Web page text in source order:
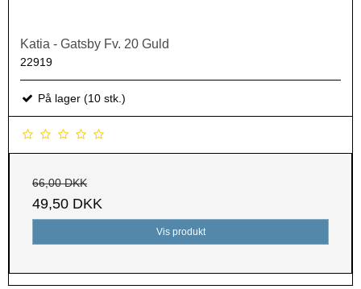
Katia - Gatsby Fv. 20 Guld
22919
På lager (10 stk.)
66,00 DKK
49,50 DKK
Vis produkt